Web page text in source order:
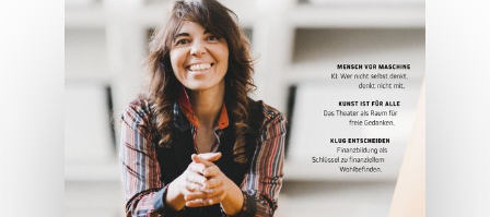
Spezial: Architektur &
Lifestyle Mai 2026
JETZT BESTELLEN